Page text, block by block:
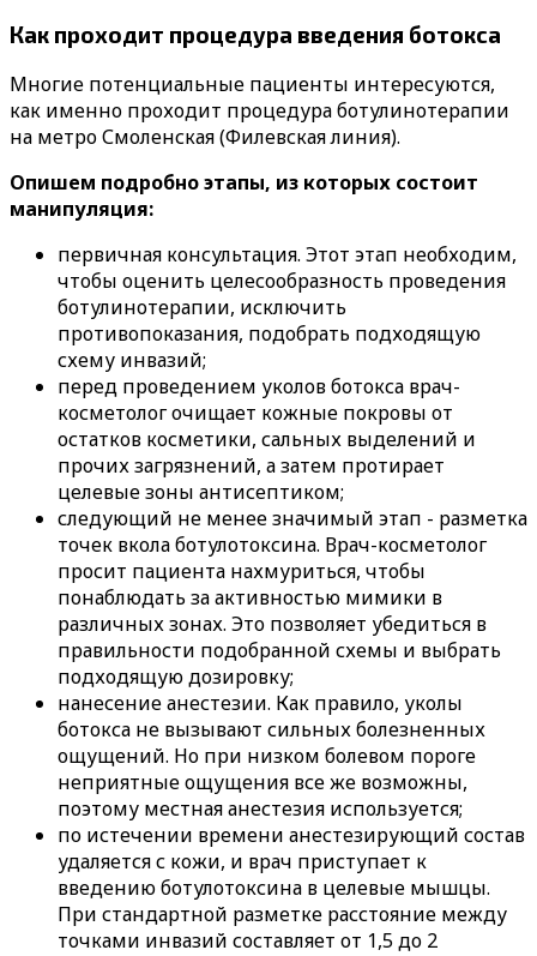
Как проходит процедура введения ботокса
Многие потенциальные пациенты интересуются,
как именно проходит процедура ботулинотерапии
на метро Смоленская (Филевская линия).
Опишем подробно этапы, из которых состоит
манипуляция:
первичная консультация. Этот этап необходим,
чтобы оценить целесообразность проведения
ботулинотерапии, исключить
противопоказания, подобрать подходящую
схему инвазий;
перед проведением уколов ботокса врач-
косметолог очищает кожные покровы от
остатков косметики, сальных выделений и
прочих загрязнений, а затем протирает
целевые зоны антисептиком;
следующий не менее значимый этап - разметка
точек вкола ботулотоксина. Врач-косметолог
просит пациента нахмуриться, чтобы
понаблюдать за активностью мимики в
различных зонах. Это позволяет убедиться в
правильности подобранной схемы и выбрать
подходящую дозировку;
нанесение анестезии. Как правило, уколы
ботокса не вызывают сильных болезненных
ощущений. Но при низком болевом пороге
неприятные ощущения все же возможны,
поэтому местная анестезия используется;
по истечении времени анестезирующий состав
удаляется с кожи, и врач приступает к
введению ботулотоксина в целевые мышцы.
При стандартной разметке расстояние между
точками инвазий составляет от 1,5 до 2